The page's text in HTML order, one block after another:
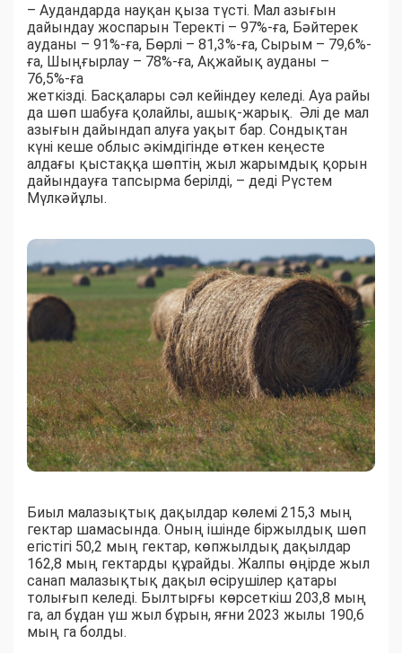
– Аудандарда науқан қыза түсті. Мал азығын
дайындау жоспарын Теректі – 97%-ға, Бәйтерек
ауданы – 91%-ға, Бөрлі – 81,3%-ға, Сырым – 79,6%-
ға, Шыңғырлау – 78%-ға, Ақжайық ауданы –
76,5%-ға
жеткізді. Басқалары сәл кейіндеу келеді. Ауа райы
да шөп шабуға қолайлы, ашық-жарық. Әлі де мал
азығын дайындап алуға уақыт бар. Сондықтан
күні кеше облыс әкімдігінде өткен кеңесте
алдағы қыстаққа шөптің жыл жарымдық қорын
дайындауға тапсырма берілді, – деді Рүстем
Мүлкәйұлы.
Биыл малазықтық дақылдар көлемі 215,3 мың
гектар шамасында. Оның ішінде біржылдық шөп
егістігі 50,2 мың гектар, көпжылдық дақылдар
162,8 мың гектарды құрайды. Жалпы өңірде жыл
санап малазықтық дақыл өсірушілер қатары
толығып келеді. Былтырғы көрсеткіш 203,8 мың
га, ал бұдан үш жыл бұрын, яғни 2023 жылы 190,6
мың га болды.